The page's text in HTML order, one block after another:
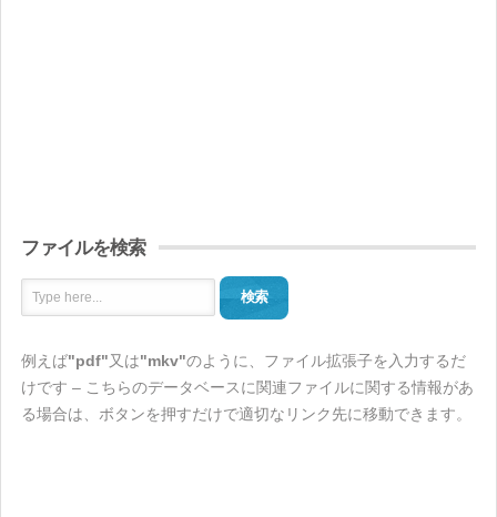
ファイルを検索
検索
例えば"pdf"又は"mkv"のように、ファイル拡張子を入力するだ
けです – こちらのデータベースに関連ファイルに関する情報があ
る場合は、ボタンを押すだけで適切なリンク先に移動できます。